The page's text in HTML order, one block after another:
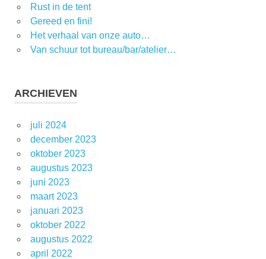
Rust in de tent
Gereed en fini!
Het verhaal van onze auto…
Van schuur tot bureau/bar/atelier…
ARCHIEVEN
juli 2024
december 2023
oktober 2023
augustus 2023
juni 2023
maart 2023
januari 2023
oktober 2022
augustus 2022
april 2022